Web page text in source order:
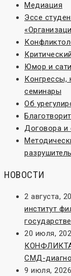
Медиация
Эссе
Юмор и
Конгрессы,
семинары
Об
Договора и
НОВОСТИ
2 августа,
институт
20 июля,
СМД-
9 июля, 2026